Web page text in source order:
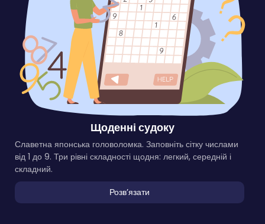
Щоденні судоку
Славетна японська головоломка. Заповніть сітку числами
від 1 до 9. Три рівні складності щодня: легкий, середній і
складний.
Розвʼязати